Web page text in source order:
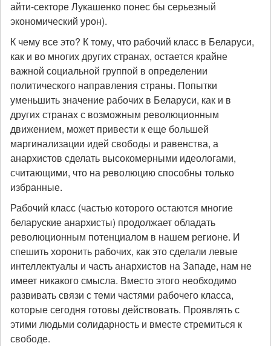
айти-секторе Лукашенко понес бы серьезный
экономический урон).
К чему все это? К тому, что рабочий класс в Беларуси,
как и во многих других странах, остается крайне
важной социальной группой в определении
политического направления страны. Попытки
уменьшить значение рабочих в Беларуси, как и в
других странах с возможным революционным
движением, может привести к еще большей
маргинализации идей свободы и равенства, а
анархистов сделать высокомерными идеологами,
считающими, что на революцию способны только
избранные.
Рабочий класс (частью которого остаются многие
беларуские анархисты) продолжает обладать
революционным потенциалом в нашем регионе. И
спешить хоронить рабочих, как это сделали левые
интеллектуалы и часть анархистов на Западе, нам не
имеет никакого смысла. Вместо этого необходимо
развивать связи с теми частями рабочего класса,
которые сегодня готовы действовать. Проявлять с
этими людьми солидарность и вместе стремиться к
свободе.